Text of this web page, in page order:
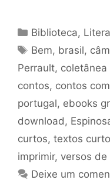
Categorias
Biblioteca,
Tags
Bem, brasil,
Perrault,
contos, contos
portugal, ebooks
download ,
curtos, textos
imprimir, versos de
Deixe um